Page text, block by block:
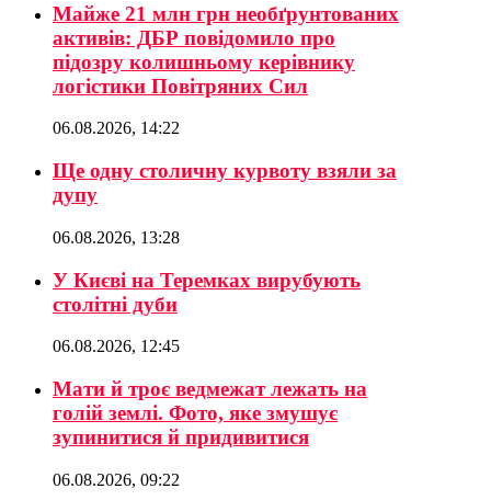
Майже 21 млн грн необґрунтованих
активів: ДБР повідомило про
підозру колишньому керівнику
логістики Повітряних Сил
06.08.2026, 14:22
Ще одну столичну курвоту взяли за
дупу
06.08.2026, 13:28
У Києві на Теремках вирубують
столітні дуби
06.08.2026, 12:45
Мати й троє ведмежат лежать на
голій землі. Фото, яке змушує
зупинитися й придивитися
06.08.2026, 09:22